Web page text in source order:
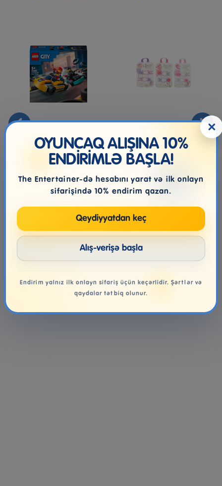
Bricks S...
30.99₼
Princess Mimi Dovşan
11.99₼
×
OYUNCAQ ALIŞINA 10%
ENDİRİMLƏ BAŞLA!
The Entertainer-də hesabını yarat və ilk onlayn
sifarişində 10% endirim qazan.
Qeydiyyatdan keç
Alış-verişə başla
Endirim yalnız ilk onlayn sifariş üçün keçərlidir. Şərtlər və
qaydalar tətbiq olunur.